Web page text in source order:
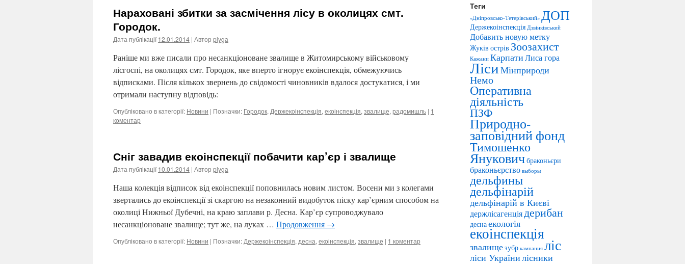
Нараховані збитки за засмічення лісу в околицях смт.
Городок.
Дата публікації 12.01.2014 | Автор plyga
Раніше ми вже писали про несанкціоноване звалище в Житомирському військовому
лісгоспі, на околицях смт. Городок, яке вперто ігнорує екоінспекція, обмежуючись
відписками. Після кількох звернень до свідомості чиновників вдалося достукатися, і ми
отримали наступну відповідь:
Опубліковано в категорії: Новини | Позначки: Городок, Держекоінспекція, екоінспекція, звалище, радомишль | 1
коментар
Сніг завадив екоінспекції побачити кар’єр і звалище
Дата публікації 10.01.2014 | Автор plyga
Наша колекція відписок від екоінспекції поповнилась новим листом. Восени ми з колегами
звертались до екоінспекції зі скаргою на незаконний видобуток піску кар’єрним способом на
околиці Нижньої Дубечні, на краю заплави р. Десна. Кар’єр супроводжувало
несанкціоноване звалище; тут же, на луках … Продовження →
Опубліковано в категорії: Новини | Позначки: Держекоінспекція, десна, екоінспекція, звалище | 1 коментар
Теги
«Дніпровсько-Тетерівський» ДОП
Держекоінспекція Дзвінківський
Добавить новую метку
Жуків острів Зоозахист
Кажани КарпатиЛиса гора
ЛісиМінприроди
Немо
Оперативна
діяльність
ПЗФ
Природно-
заповідний фонд
Тимошенко
Януковичбраконьєри
браконьєрство выборы
дельфины
дельфінарій
дельфінарій в Києві
держлісагенціядерибан
деснаекологія
екоінспекція
звалищезубр кампания ліс
ліси Українилісники